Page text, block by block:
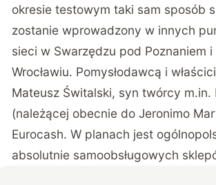
okresie testowym taki sam sposób
zostanie wprowadzony w innych
sieci w Swarzędzu pod Poznaniem i
Wrocławiu. Pomysłodawcą i
Mateusz Świtalski, syn twórcy m.in.
(należącej obecnie do Jeronimo
Eurocash. W planach jest
absolutnie samoobsługowych